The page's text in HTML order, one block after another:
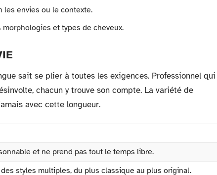
les envies ou le contexte.
et types de cheveux.
sait se plier à toutes les exigences. Professionnel qui
chacun y trouve son compte. La variété de
avec cette longueur.
et ne prend pas tout le temps libre.
styles multiples, du plus classique au plus original.